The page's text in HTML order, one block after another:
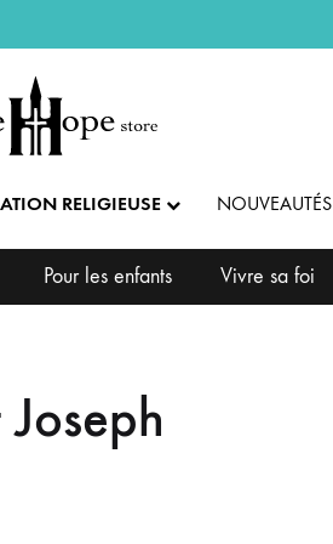
RELIGIEUSE NOUVEAUTÉS
Pour les enfants Vivre sa foi